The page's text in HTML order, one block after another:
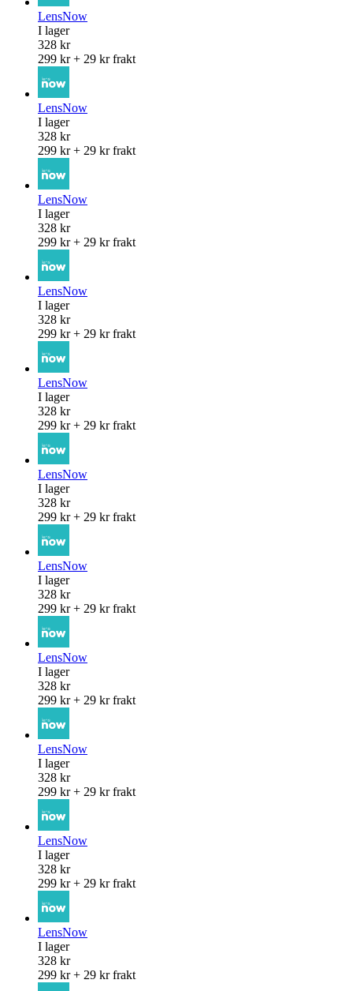
LensNow
I lager
328 kr
299 kr + 29 kr frakt
LensNow
I lager
328 kr
299 kr + 29 kr frakt
LensNow
I lager
328 kr
299 kr + 29 kr frakt
LensNow
I lager
328 kr
299 kr + 29 kr frakt
LensNow
I lager
328 kr
299 kr + 29 kr frakt
LensNow
I lager
328 kr
299 kr + 29 kr frakt
LensNow
I lager
328 kr
299 kr + 29 kr frakt
LensNow
I lager
328 kr
299 kr + 29 kr frakt
LensNow
I lager
328 kr
299 kr + 29 kr frakt
LensNow
I lager
328 kr
299 kr + 29 kr frakt
LensNow
I lager
328 kr
299 kr + 29 kr frakt